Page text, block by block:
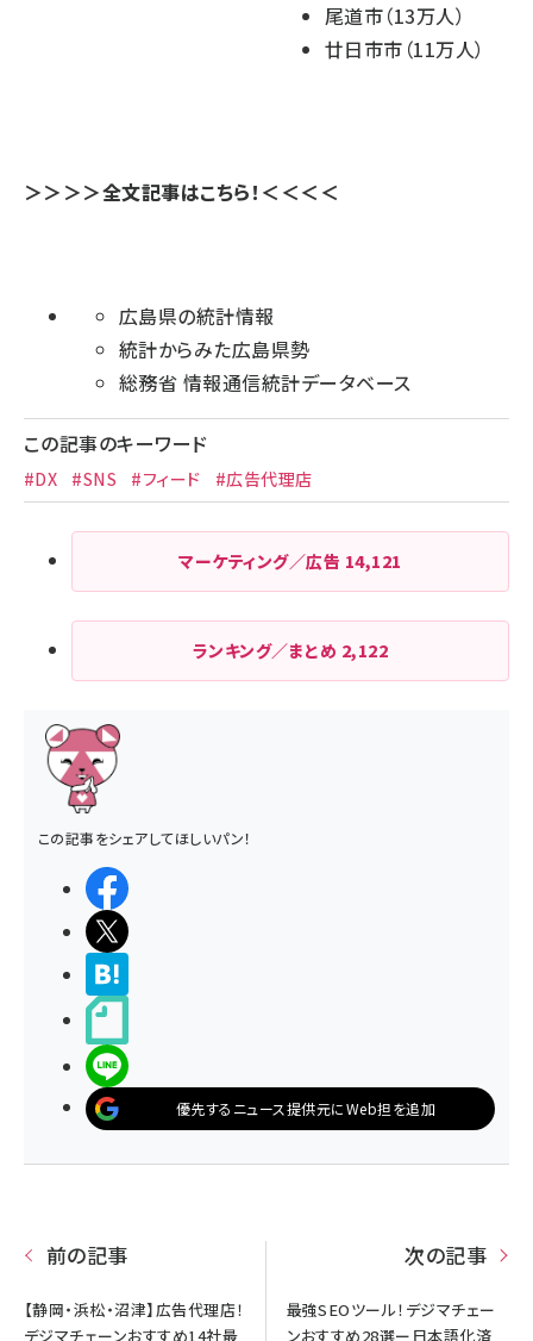
尾道市（13万人）
廿日市市（11万人）
＞＞＞＞全文記事はこちら！＜＜＜＜
広島県の統計情報
統計からみた広島県勢
総務省 情報通信統計データベース
この記事のキーワード
#DX #SNS #フィード #広告代理店
マーケティング／広告 14,121
ランキング／まとめ 2,122
この記事をシェアしてほしいパン！
優先するニュース提供元にWeb担を追加
前の記事
【静岡・浜松・沼津】広告代理店！
デジマチェーンおすすめ14社最
次の記事
最強SEOツール！デジマチェー
ンおすすめ28選ー日本語化済